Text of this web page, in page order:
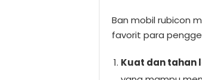
Ban mobil rubicon
favorit para
Kuat dan tahan